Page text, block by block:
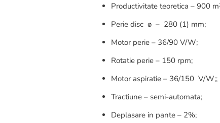
Productivitate teoretica – 900
Perie disc ø – 280 (1) mm;
Motor perie – 36/90 V/W;
Rotatie perie – 150 rpm;
Motoraspiratie – 36/150 V/W;;
Tractiune – semi-automata;
Deplasare in pante – 2%;